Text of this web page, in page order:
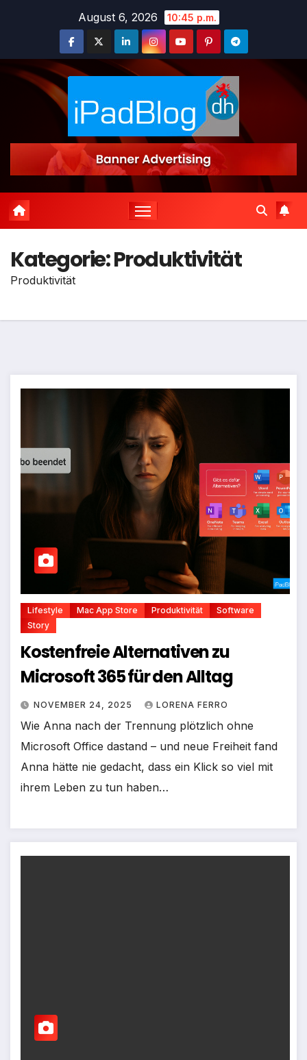
August 6, 2026 10:45 p.m.
Kategorie:Produktivität
Produktivität
Lifestyle Mac App Store Produktivität
Software
Story
Kostenfreie Alternativen zu
Microsoft 365 für den Alltag
NOVEMBER 24, 2025 LORENA FERRO
Wie Anna nach der Trennung plötzlich ohne
Microsoft Office dastand – und neue Freiheit fand
Anna hätte nie gedacht, dass ein Klick so viel mit
ihrem Leben zu tun haben…